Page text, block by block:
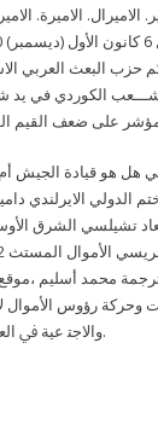
الاميرال. الاميرة.
اﻟﺒﻌﺚ اﻟﻌﺮﺑﻲ
اﻟﻜﻮردي ﻓﻲ ﻳﺪ
ﻋﻠﻰ ﺿﻌﻒ اﻟﻘﻴﻢ
هل هو قيادة الجيش
الدولي الايرلندي
تشيلسي الشرق
،ﺗﺮﺟﻤﺔ ﻣﺤﻤﺪ أﺳﻠﻴﻢ
رؤوس اﻷﻣﻮال
واﻻﺟﺘ ﻋﻴﺔ ﰲ اﻟﻌﺎ ، وﻣﻦ أﺑﻌﺎد اﻟﻌﻮﳌﺔ ﻣﻦ.